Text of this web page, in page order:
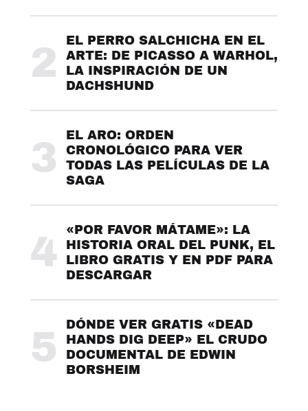
2
EL PERRO SALCHICHA EN EL
ARTE: DE PICASSO A WARHOL,
LA INSPIRACIÓN DE UN
DACHSHUND
3
EL ARO: ORDEN
CRONOLÓGICO PARA VER
TODAS LAS PELÍCULAS DE LA
SAGA
4
«POR FAVOR MÁTAME»: LA
HISTORIA ORAL DEL PUNK, EL
LIBRO GRATIS Y EN PDF PARA
DESCARGAR
5
DÓNDE VER GRATIS «DEAD
HANDS DIG DEEP» EL CRUDO
DOCUMENTAL DE EDWIN
BORSHEIM